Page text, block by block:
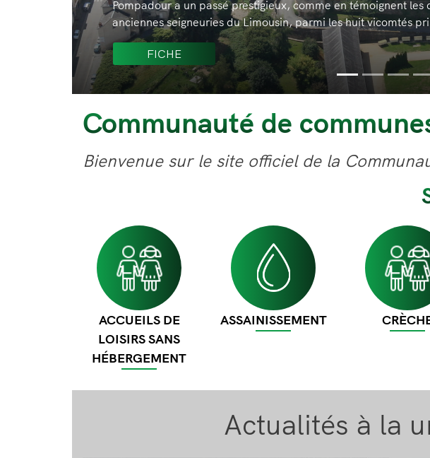
des plus
Benayes est une commune située
Vienne. Elle est traversée par la
FICHE
Communauté de
Bienvenue sur le site officiel de la
Image
ACCUEILS DE
LOISIRS SANS
HÉBERGEMENT
Image
ASSAINISSEMENT
Image
Actualités à la